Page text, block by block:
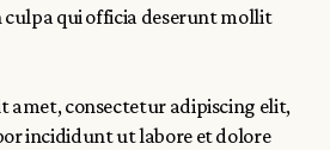
qui officia deserunt mollit
amet, consectetur adipiscing elit,
incididunt ut labore et dolore